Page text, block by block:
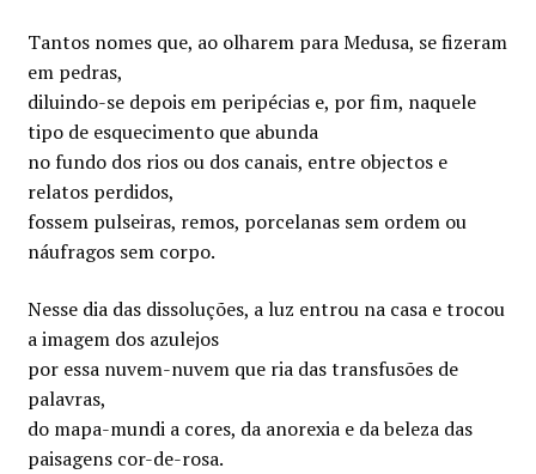
Tantos nomes que, ao olharem para Medusa, se fizeram
em pedras,
diluindo-se depois em peripécias e, por fim, naquele
tipo de esquecimento que abunda
no fundo dos rios ou dos canais, entre objectos e
relatos perdidos,
fossem pulseiras, remos, porcelanas sem ordem ou
náufragos sem corpo.
Nesse dia das dissoluções, a luz entrou na casa e trocou
a imagem dos azulejos
por essa nuvem-nuvem que ria das transfusões de
palavras,
do mapa-mundi a cores, da anorexia e da beleza das
paisagens cor-de-rosa.